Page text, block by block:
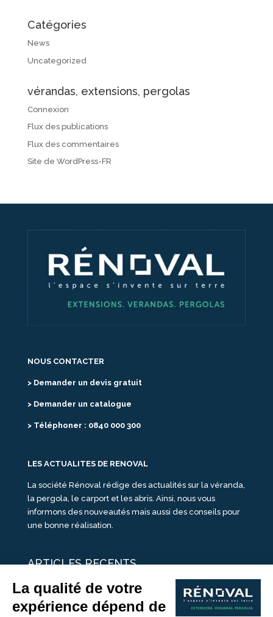
Catégories
News
Uncategorized
vérandas, extensions, pergolas
Connexion
Flux des publications
Flux des commentaires
Site de WordPress-FR
NOUS CONTACTER
> Demander un devis gratuit
> Demander un catalogue
> Téléphoner : 0840 000 300
LES ACTUALITES DE RENOVAL
La société Rénoval rédige des actualités sur la véranda,
la pergola, le carport et les abris. Ainsi, nous vous
informons des nouveautés mais aussi des conseils pour
une bonne réalisation.
ARTICLES RECENTS
25 idées de vérandas design
Un été pour une véranda